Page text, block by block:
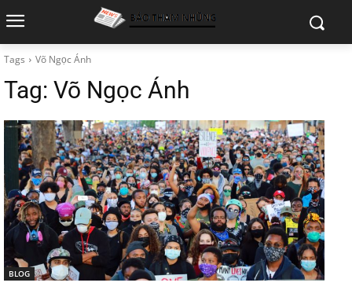
Tags Võ Ngọc Ánh
Tag: Võ Ngọc Ánh
BLOG